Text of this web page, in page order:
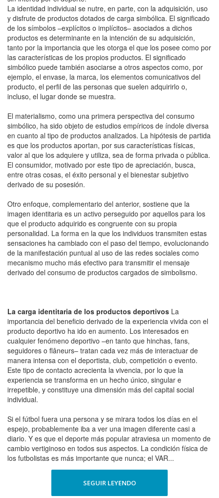
La identidad individual se nutre, en parte, con la adquisición, uso
y disfrute de productos dotados de carga simbólica. El significado
de los símbolos –explícitos o implícitos– asociados a dichos
productos es determinante en la intención de su adquisición,
tanto por la importancia que les otorga el que los posee como por
las características de los propios productos. El significado
simbólico puede también asociarse a otros aspectos como, por
ejemplo, el envase, la marca, los elementos comunicativos del
producto, el perfil de las personas que suelen adquirirlo o,
incluso, el lugar donde se muestra.
El materialismo, como una primera perspectiva del consumo
simbólico, ha sido objeto de estudios empíricos de índole diversa
en cuanto al tipo de productos analizados. La hipótesis de partida
es que los productos aportan, por sus características físicas,
valor al que los adquiere y utiliza, sea de forma privada o pública.
El consumidor, motivado por este tipo de apreciación, busca,
entre otras cosas, el éxito personal y el bienestar subjetivo
derivado de su posesión.
Otro enfoque, complementario del anterior, sostiene que la
imagen identitaria es un activo perseguido por aquellos para los
que el producto adquirido es congruente con su propia
personalidad. La forma en la que los individuos transmiten estas
sensaciones ha cambiado con el paso del tiempo, evolucionando
de la manifestación puntual al uso de las redes sociales como
mecanismo mucho más efectivo para transmitir el mensaje
derivado del consumo de productos cargados de simbolismo.
La carga identitaria de los productos deportivos La
importancia del beneficio derivado de la experiencia vivida con el
producto deportivo ha ido en aumento. Los interesados en
cualquier fenómeno deportivo –en tanto que hinchas, fans,
seguidores o flâneurs– tratan cada vez más de interactuar de
manera intensa con el deportista, club, competición o evento.
Este tipo de contacto acrecienta la vivencia, por lo que la
experiencia se transforma en un hecho único, singular e
irrepetible, y constituye una dimensión más del capital social
individual.
Si el fútbol fuera una persona y se mirara todos los días en el
espejo, probablemente iba a ver una imagen diferente casi a
diario. Y es que el deporte más popular atraviesa un momento de
cambio vertiginoso en todos sus aspectos. La condición física de
los futbolistas es más importante que nunca; el VAR...
SEGUIR LEYENDO